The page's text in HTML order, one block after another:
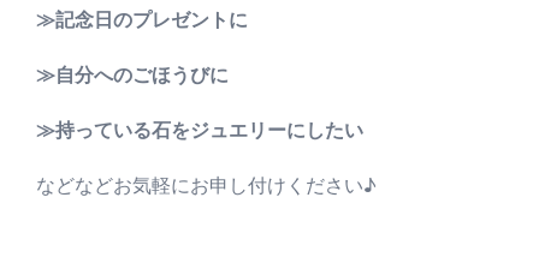
≫記念日のプレゼントに
≫自分へのごほうびに
≫持っている石をジュエリーにしたい
などなどお気軽にお申し付けください♪